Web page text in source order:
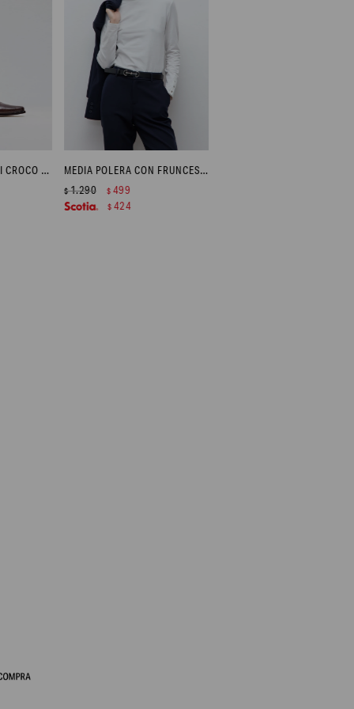
BOTA DE CUERO TEXI CROCO - CHOCOLATE MEDIA POLERA CON FRUNCES - BLANCO
$1.290 $ 499
$ 424